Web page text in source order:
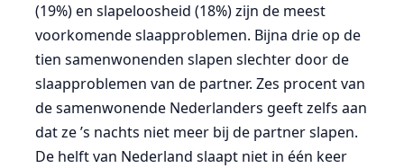
(19%) en slapeloosheid (18%) zijn de meest
voorkomende slaapproblemen. Bijna drie op de
tien samenwonenden slapen slechter door de
slaapproblemen van de partner. Zes procent van
de samenwonende Nederlanders geeft zelfs aan
dat ze ’s nachts niet meer bij de partner slapen.
De helft van Nederland slaapt niet in één keer